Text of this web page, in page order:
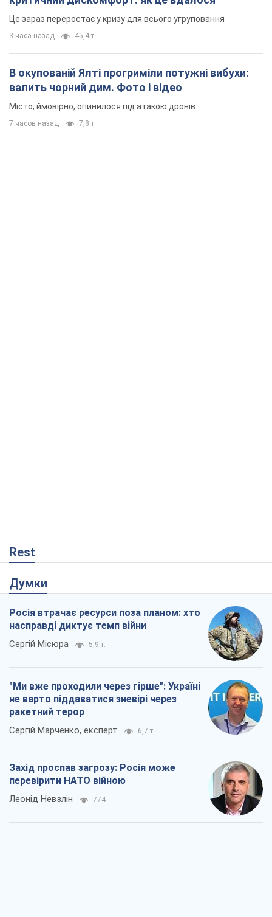
Це зараз переростає у кризу для всього угруповання
3 часа назад 45,4 т.
В окупованій Ялті прогриміли потужні вибухи:
валить чорний дим. Фото і відео
Місто, ймовірно, опинилося під атакою дронів
7 часов назад 7,8 т.
Rest
Думки
Росія втрачає ресурси поза планом: хто
насправді диктує темп війни
Сергій Місюра 5,9 т.
"Ми вже проходили через гірше": Україні
не варто піддаватися зневірі через
ракетний терор
Сергій Марченко, експерт 6,7 т.
Захід проспав загрозу: Росія може
перевірити НАТО війною
Леонід Невзлін 774